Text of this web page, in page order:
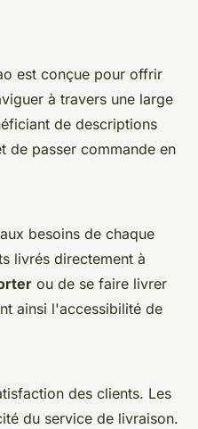
est conçue pour offrir
à travers une large
de descriptions
de passer commande en
besoins de chaque
livrés directement à
ou de se faire livrer
ainsi l'accessibilité de
des clients. Les
du service de livraison.